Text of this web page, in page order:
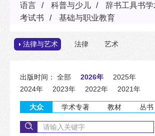
语言
科普与少儿
辞书工具书学
考试书
基础与职业教育
法律与艺术 法律 艺术
出版时间： 全部 2026年
2025年
2024年
2023年 2022年 2021年
大众 学术专著 教材 丛书